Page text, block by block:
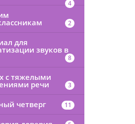
4
2
для
звуков в
8
с тяжелыми
речи 3
четверг 11